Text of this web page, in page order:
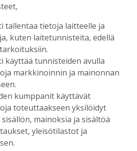
4.8.2026 09:14
vuotiaille pojille kultaa Kuopio
esityksen jälkeen
3.8.2026 10:55
juoksi tuplakultaan – Silja
Enni Pennanen heittivät
tallentaa tietoja laitteelle ja
kuten laitetunnisteita, edellä
käyttää tunnisteiden avulla
markkinoinnin ja mainonnan
kumppanit käyttävät
toteuttaakseen yksilöidyt
mainoksia ja sisältöä
yleisötilastot ja